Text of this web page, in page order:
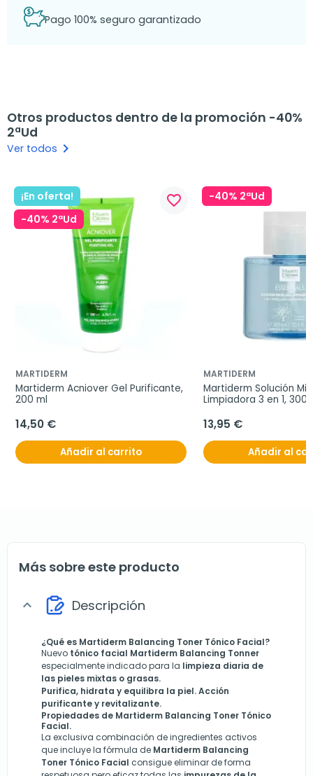
Pago 100% seguro garantizado
Otros productos dentro de la promoción -40%
2ªUd
Ver todos keyboard_arrow_right
¡En oferta!
-40% 2ªUd
favorite_border
MARTIDERM
Martiderm Acniover Gel Purificante,
200 ml
14,50 €
Añadir al carrito
-40% 2ªUd
MARTIDERM
Martiderm Solución
Limpiadora 3 en 1, 300
13,95 €
Añadir al
Más sobre este producto
expand_more Descripción
¿Qué es Martiderm Balancing Toner Tónico Facial?
Nuevo tónico facial Martiderm Balancing Tonner
especialmente indicado para la limpieza diaria de
las pieles mixtas o grasas.
Purifica, hidrata y equilibra la piel. Acción
purificante y revitalizante.
Propiedades de Martiderm Balancing Toner Tónico
Facial.
La exclusiva combinación de ingredientes activos
que incluye la fórmula de Martiderm Balancing
Toner Tónico Facial consigue eliminar de forma